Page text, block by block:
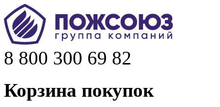
8 800 300 69 82
Корзина покупок